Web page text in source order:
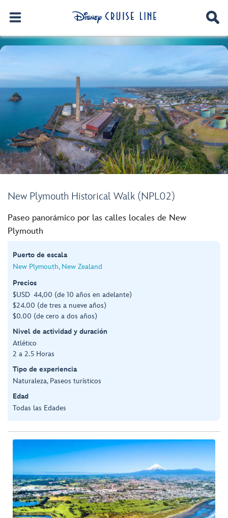
New Plymouth Historical Walk (NPL02)
Paseo panorámico por las calles locales de New
Plymouth
Puerto de escala
New Plymouth, New Zealand
Precios
$USD 44,00 (de 10 años en adelante)
$24.00 (de tres a nueve años)
$0.00 (de cero a dos años)
Nivel de actividad y duración
Atlético
2 a 2.5 Horas
Tipo de experiencia
Naturaleza, Paseos turísticos
Edad
Todas las Edades